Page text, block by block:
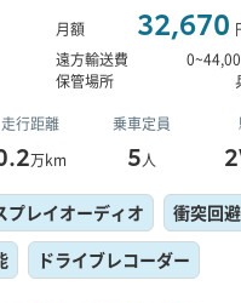
月額 32,670
遠方輸送費
0~
保管場所
走行距離 乗車定員
万km 5人
プレイオーディオ
衝突回
ドライブレコーダー